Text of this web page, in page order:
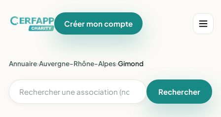
Créer mon compte
Annuaire›Auvergne-Rhône-Alpes›Gimond
Rechercher